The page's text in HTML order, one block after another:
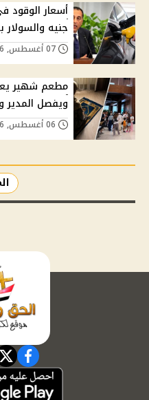
جنيه والسولار بـ20.50
مطعم شهير
ويفصل المدير